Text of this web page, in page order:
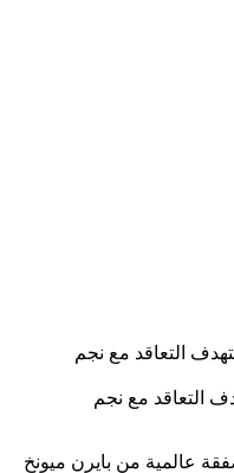
التعاقد مع نجم
عالمية من بايرن ميونخ